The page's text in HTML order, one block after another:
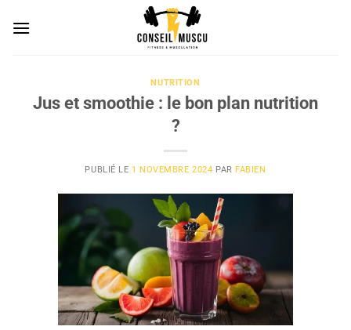
NUTRITION
Jus et smoothie : le bon plan nutrition
?
PUBLIÉ LE 1 NOVEMBRE 2024 PAR FABIEN